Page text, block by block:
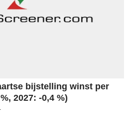
bijstelling winst per
2027: -0,4 %)